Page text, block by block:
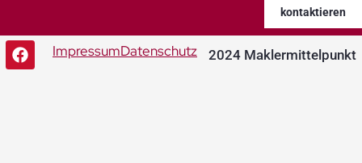
kontaktieren
ImpressumDatenschutz 2024 Maklermittelpunkt